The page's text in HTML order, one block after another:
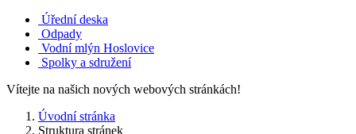
Úřední deska
Odpady
Vodní mlýn Hoslovice
Spolky a sdružení
Vítejte na našich nových webových stránkách!
Úvodní stránka
Struktura stránek